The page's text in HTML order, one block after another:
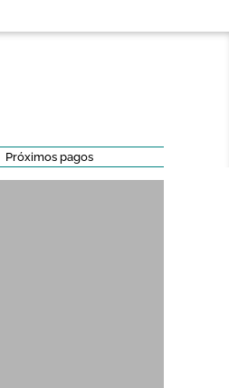
Próximos pagos